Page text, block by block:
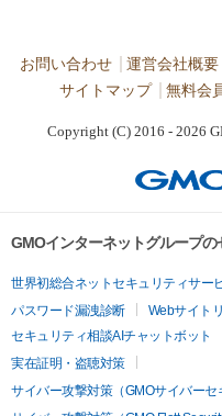
お問い合わせ 運営会社概要
サイトマップ
無料会
Copyright (C) 2016 - 2026
GMOインターネットグループ
世界初総合ネットセキュリティサー
パスワード漏洩診断
Webサイト
セキュリティ相談AIチャットボット
実在証明・盗聴対策
サイバー攻撃対策（GMOサイバーセ